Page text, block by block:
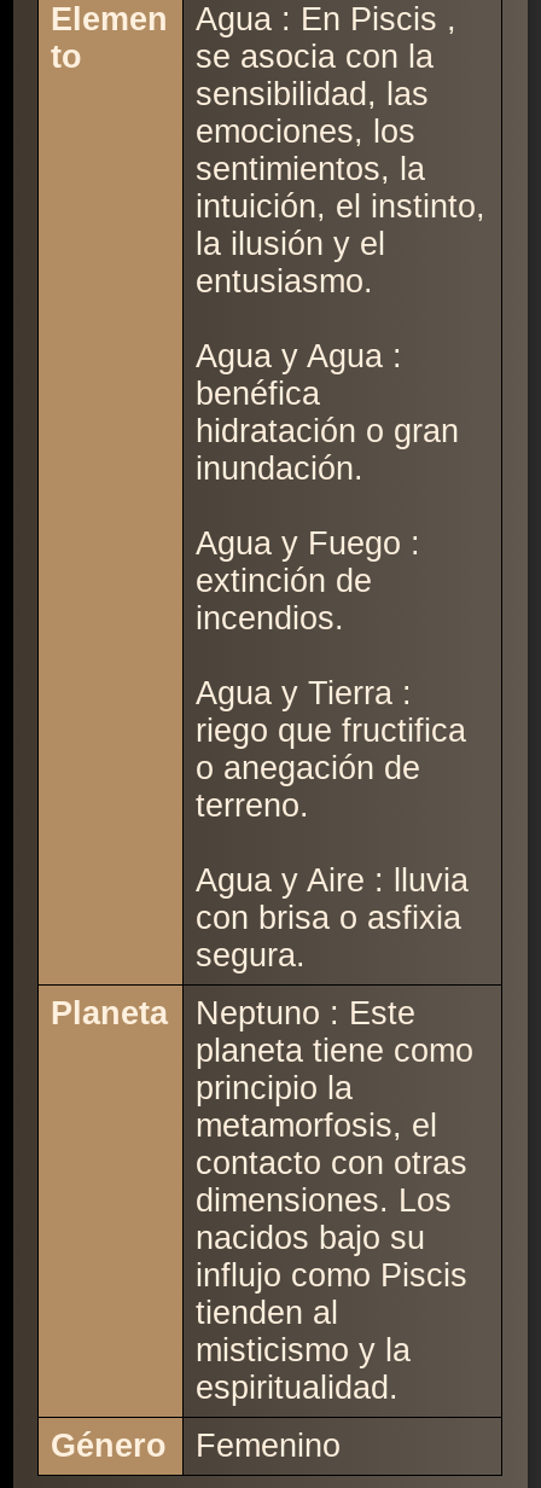
Elemen
to
Agua : En Piscis ,
se asocia con la
sensibilidad, las
emociones, los
sentimientos, la
intuición, el instinto,
la ilusión y el
entusiasmo.
Agua y Agua :
benéfica
hidratación o gran
inundación.
Agua y Fuego :
extinción de
incendios.
Agua y Tierra :
riego que fructifica
o anegación de
terreno.
Agua y Aire : lluvia
con brisa o asfixia
segura.
Planeta
Neptuno : Este
planeta tiene como
principio la
metamorfosis, el
contacto con otras
dimensiones. Los
nacidos bajo su
influjo como Piscis
tienden al
misticismo y la
espiritualidad.
Género
Femenino